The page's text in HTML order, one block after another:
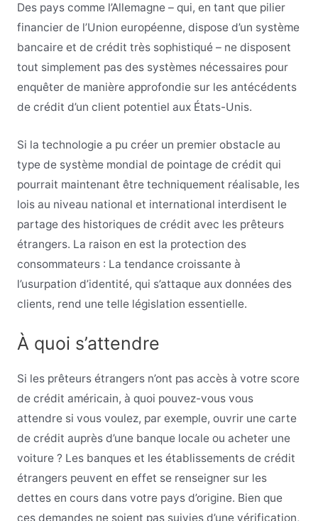
Des pays comme l’Allemagne – qui, en tant que pilier
financier de l’Union européenne, dispose d’un système
bancaire et de crédit très sophistiqué – ne disposent
tout simplement pas des systèmes nécessaires pour
enquêter de manière approfondie sur les antécédents
de crédit d’un client potentiel aux États-Unis.
Si la technologie a pu créer un premier obstacle au
type de système mondial de pointage de crédit qui
pourrait maintenant être techniquement réalisable, les
lois au niveau national et international interdisent le
partage des historiques de crédit avec les prêteurs
étrangers. La raison en est la protection des
consommateurs : La tendance croissante à
l’usurpation d’identité, qui s’attaque aux données des
clients, rend une telle législation essentielle.
À quoi s’attendre
Si les prêteurs étrangers n’ont pas accès à votre score
de crédit américain, à quoi pouvez-vous vous
attendre si vous voulez, par exemple, ouvrir une carte
de crédit auprès d’une banque locale ou acheter une
voiture ? Les banques et les établissements de crédit
étrangers peuvent en effet se renseigner sur les
dettes en cours dans votre pays d’origine. Bien que
ces demandes ne soient pas suivies d’une vérification,